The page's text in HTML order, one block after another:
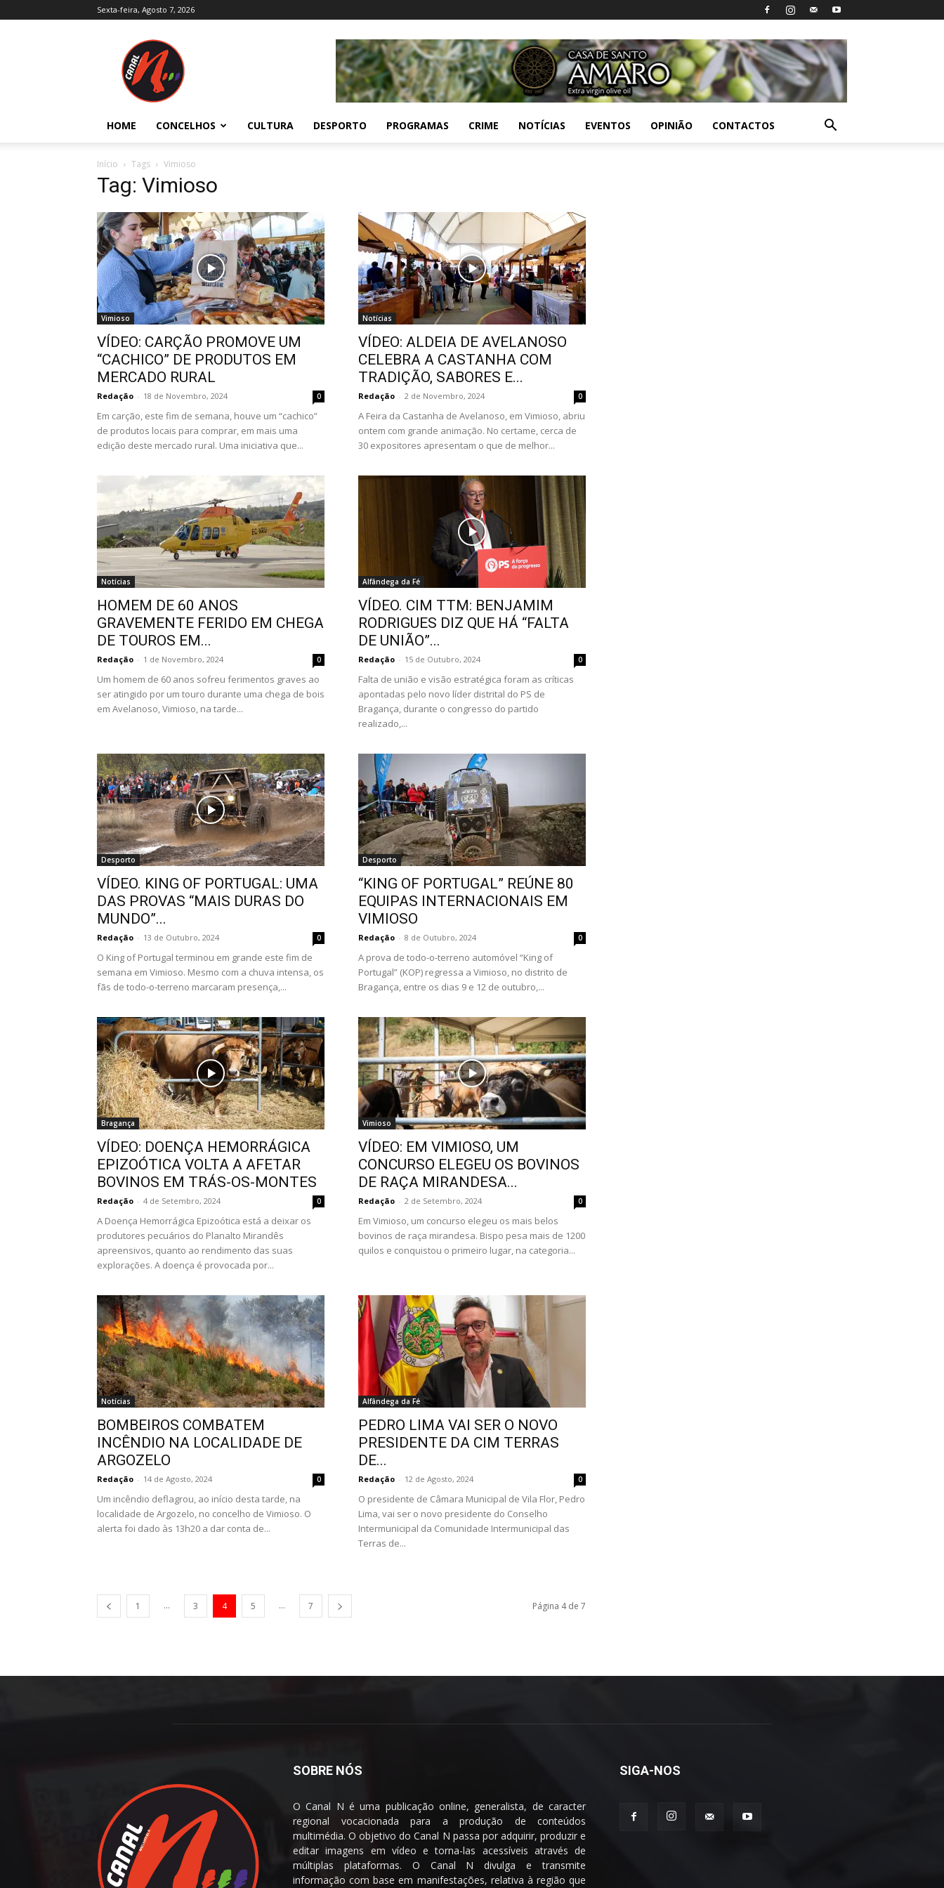
Sexta-feira, Agosto 7, 2026
Douro
HOME CONCELHOS CULTURA DESPORTO PROGRAMAS CRIME NOTÍCIAS EVENTOS OPINIÃO CONTACTOS
Início Tags Vimioso
Tag: Vimioso
Vimioso
VÍDEO: CARÇÃO PROMOVE UM
“CACHICO” DE PRODUTOS EM
MERCADO RURAL
Redação - 18 de Novembro, 2024 0
Em carção, este fim de semana, houve um “cachico”
de produtos locais para comprar, em mais uma
edição deste mercado rural. Uma iniciativa que...
Notícias
VÍDEO: ALDEIA DE AVELANOSO
CELEBRA A CASTANHA COM
TRADIÇÃO, SABORES E...
Redação - 2 de Novembro, 2024 0
A Feira da Castanha de Avelanoso, em Vimioso, abriu
ontem com grande animação. No certame, cerca de
30 expositores apresentam o que de melhor...
Notícias
HOMEM DE 60 ANOS
GRAVEMENTE FERIDO EM CHEGA
DE TOUROS EM...
Redação - 1 de Novembro, 2024 0
Um homem de 60 anos sofreu ferimentos graves ao
ser atingido por um touro durante uma chega de bois
em Avelanoso, Vimioso, na tarde...
Alfândega da Fé
VÍDEO. CIM TTM: BENJAMIM
RODRIGUES DIZ QUE HÁ “FALTA
DE UNIÃO”...
Redação - 15 de Outubro, 2024 0
Falta de união e visão estratégica foram as críticas
apontadas pelo novo líder distrital do PS de
Bragança, durante o congresso do partido
realizado,...
Desporto
VÍDEO. KING OF PORTUGAL: UMA
DAS PROVAS “MAIS DURAS DO
MUNDO”...
Redação - 13 de Outubro, 2024 0
O King of Portugal terminou em grande este fim de
semana em Vimioso. Mesmo com a chuva intensa, os
fãs de todo-o-terreno marcaram presença,...
Desporto
“KING OF PORTUGAL” REÚNE 80
EQUIPAS INTERNACIONAIS EM
VIMIOSO
Redação - 8 de Outubro, 2024 0
A prova de todo-o-terreno automóvel “King of
Portugal” (KOP) regressa a Vimioso, no distrito de
Bragança, entre os dias 9 e 12 de outubro,...
Bragança
VÍDEO: DOENÇA HEMORRÁGICA
EPIZOÓTICA VOLTA A AFETAR
BOVINOS EM TRÁS-OS-MONTES
Redação - 4 de Setembro, 2024 0
A Doença Hemorrágica Epizoótica está a deixar os
produtores pecuários do Planalto Mirandês
apreensivos, quanto ao rendimento das suas
explorações. A doença é provocada por...
Vimioso
VÍDEO: EM VIMIOSO, UM
CONCURSO ELEGEU OS BOVINOS
DE RAÇA MIRANDESA...
Redação - 2 de Setembro, 2024 0
Em Vimioso, um concurso elegeu os mais belos
bovinos de raça mirandesa. Bispo pesa mais de 1200
quilos e conquistou o primeiro lugar, na categoria...
Notícias
BOMBEIROS COMBATEM
INCÊNDIO NA LOCALIDADE DE
ARGOZELO
Redação - 14 de Agosto, 2024 0
Um incêndio deflagrou, ao início desta tarde, na
localidade de Argozelo, no concelho de Vimioso. O
alerta foi dado às 13h20 a dar conta de...
Alfândega da Fé
PEDRO LIMA VAI SER O NOVO
PRESIDENTE DA CIM TERRAS
DE...
Redação - 12 de Agosto, 2024 0
O presidente de Câmara Municipal de Vila Flor, Pedro
Lima, vai ser o novo presidente do Conselho
Intermunicipal da Comunidade Intermunicipal das
Terras de...
1 ... 3 4 5 ... 7 Página 4 de 7
SOBRE NÓS
O Canal N é uma publicação online, generalista, de caracter
regional vocacionada para a produção de conteúdos
multimédia. O objetivo do Canal N passa por adquirir, produzir e
editar imagens em vídeo e torna-las acessíveis através de
múltiplas plataformas. O Canal N divulga e transmite
informação com base em manifestações, relativa à região que
SIGA-NOS